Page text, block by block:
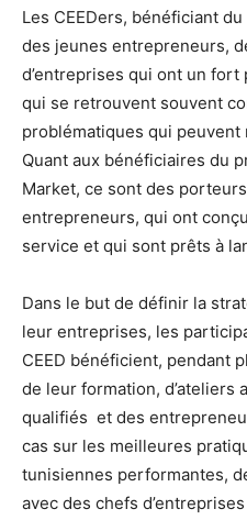
Les CEEDers, bénéficiant
des jeunes entrepreneurs,
d’entreprises qui ont un
qui se retrouvent souvent
problématiques qui
Quant aux bénéficiaires du
Market, ce sont des
entrepreneurs, qui ont
service et qui sont prêts à
Dans le but de définir la
leur entreprises, les
CEED bénéficient, pendant
de leur formation, d’ateliers
qualifiés et des
cas sur les meilleures
tunisiennes performantes,
avec des chefs